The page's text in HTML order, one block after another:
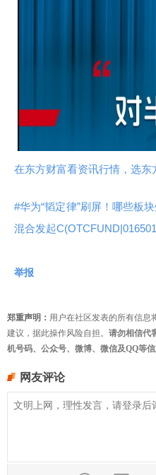
在东方财富看资讯行情，选
#华为“韬定律”刷屏！哪些板
混合发起
举报
郑重声明： 用户在社区发表的所有信息
建议，据此操作风险自担。 请勿相信代
机号码、公众号、微博、微信及QQ等
网友评论